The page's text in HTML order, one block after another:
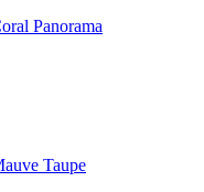
Panorama
Taupe